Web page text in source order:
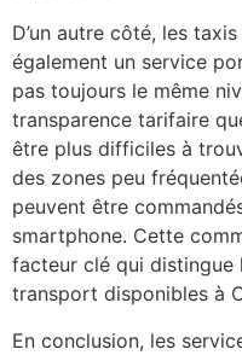
D’un autre côté, les
également un service
pas toujours le même
transparence tarifaire
être plus difficiles à
des zones peu
peuvent être
smartphone. Cette
facteur clé qui distingue
transport disponibles à
En conclusion, les